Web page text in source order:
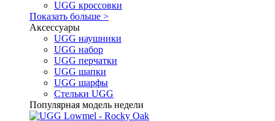
UGG кроссовки
Показать больше >
Аксессуары
UGG наушники
UGG набор
UGG перчатки
UGG шапки
UGG шарфы
Стельки UGG
Популярная модель недели